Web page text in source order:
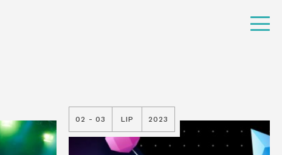
02 - 03 LIP 2023